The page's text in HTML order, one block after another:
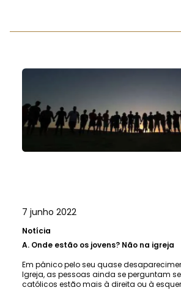
7 junho 2022
Notícia
A. Onde estão os jovens? Não na igreja
Em pânico pelo seu quase
Igreja, as pessoas ainda se perguntam
católicos estão mais à direita ou à